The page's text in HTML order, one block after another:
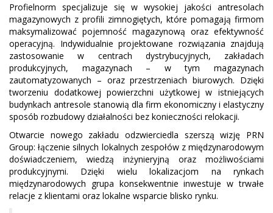
Profielnorm specjalizuje się w wysokiej jakości antresolach
magazynowych z profili zimnogiętych, które pomagają firmom
maksymalizować pojemność magazynową oraz efektywność
operacyjną. Indywidualnie projektowane rozwiązania znajdują
zastosowanie w centrach dystrybucyjnych, zakładach
produkcyjnych, magazynach – w tym magazynach
zautomatyzowanych – oraz przestrzeniach biurowych. Dzięki
tworzeniu dodatkowej powierzchni użytkowej w istniejących
budynkach antresole stanowią dla firm ekonomiczny i elastyczny
sposób rozbudowy działalności bez konieczności relokacji.
Otwarcie nowego zakładu odzwierciedla szerszą wizję PRN
Group: łączenie silnych lokalnych zespołów z międzynarodowym
doświadczeniem, wiedzą inżynieryjną oraz możliwościami
produkcyjnymi. Dzięki wielu lokalizacjom na rynkach
międzynarodowych grupa konsekwentnie inwestuje w trwałe
relacje z klientami oraz lokalne wsparcie blisko rynku.